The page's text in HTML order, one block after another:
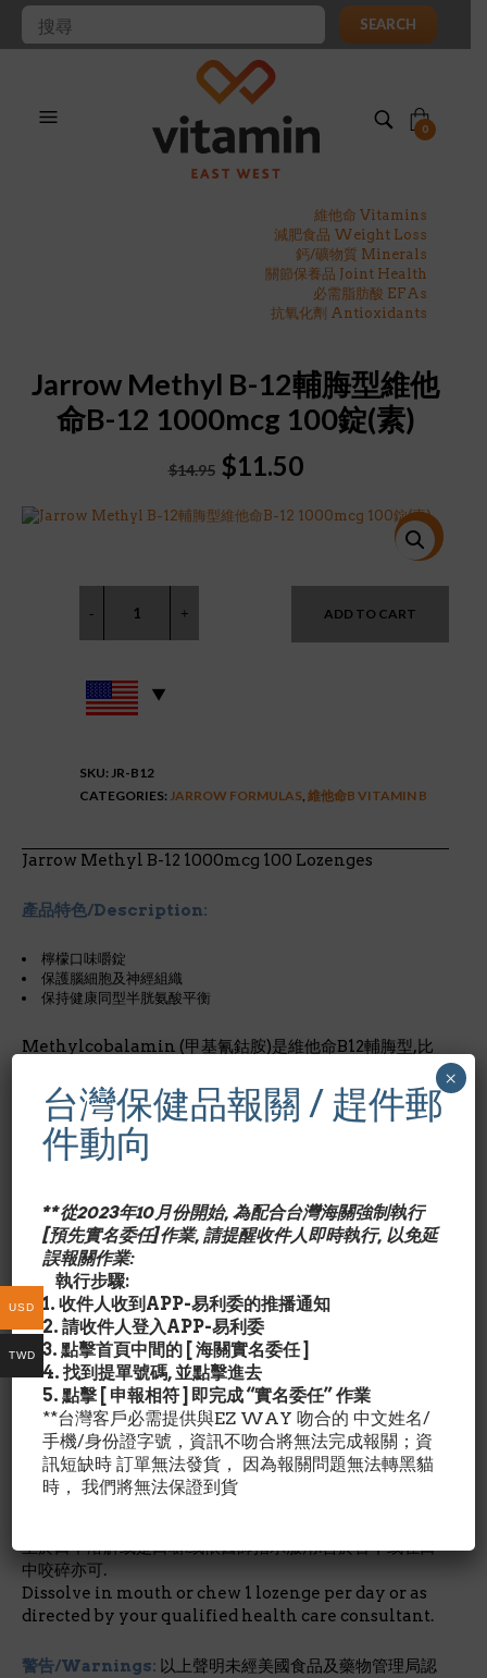
SEARCH
0
維他命 Vitamins
減肥食品 Weight Loss
鈣/礦物質 Minerals
關節保養品 Joint Health
必需脂肪酸 EFAs
抗氧化劑 Antioxidants
Jarrow Methyl B-12輔脢型維他
命B-12 1000mcg 100錠(素)
$14.95 Original
was:
$11.50Current
is:
特價!
ADD TO CART
SKU:JR-B12
CATEGORIES:JARROW FORMULAS, 維他命B VITAMIN B
Jarrow Methyl B-12 1000mcg 100 Lozenges
產品特色/Description:
檸檬口味嚼錠
保護腦細胞及神經組織
保持健康同型半胱氨酸平衡
Methylcobalamin (甲基氰鈷胺)是維他命B12輔脢型,比
一般維他命B12較易被人體保留,吸收與利用.維他命B12作用:
降低記憶力減退
維護紅血球生成與再生.
調整情緒與集中注意力.
素食者,正值生理期婦女,孕婦與哺乳婦,手術後或嚴重外傷者適用.
*美國有機食品店內品質
含量/占成人每日所需營養%維他命B12 1000 mcg/
16,666%
–甲基氰鈷胺Methylcobalamin (Methyl B12)
其他成份/Ingredient Details:
Xylitol, cherry flavor, citric acid, stearic acid
(vegetable source) and magnesium stearate
(vegetable source).
至於口中溶解或是口嚼.或依醫師指示服用.含於舌下或在口
中咬碎亦可.
Dissolve in mouth or chew 1 lozenge per day or as
directed by your qualified health care consultant.
警告/Warnings: 以上聲明未經美國食品及藥物管理局認
台灣保健品報關 / 趕件郵
件動向
**從2023年10月份開始, 為配合台灣海關強制執行
[預先實名委任]作業, 請提醒收件人即時執行, 以免延
誤報關作業:
執行步驟:
1. 收件人收到APP-易利委的推播通知
2. 請收件人登入APP-易利委
3. 點擊首頁中間的 [ 海關實名委任 ]
4. 找到提單號碼, 並點擊進去
5. 點擊 [ 申報相符 ] 即完成 “實名委任” 作業
**台灣客戶必需提供與EZ WAY 吻合的 中文姓名/
手機/身份證字號，資訊不吻合將無法完成報關；資
訊短缺時 訂單無法發貨， 因為報關問題無法轉黑貓
時， 我們將無法保證到貨
×
USD
TWD